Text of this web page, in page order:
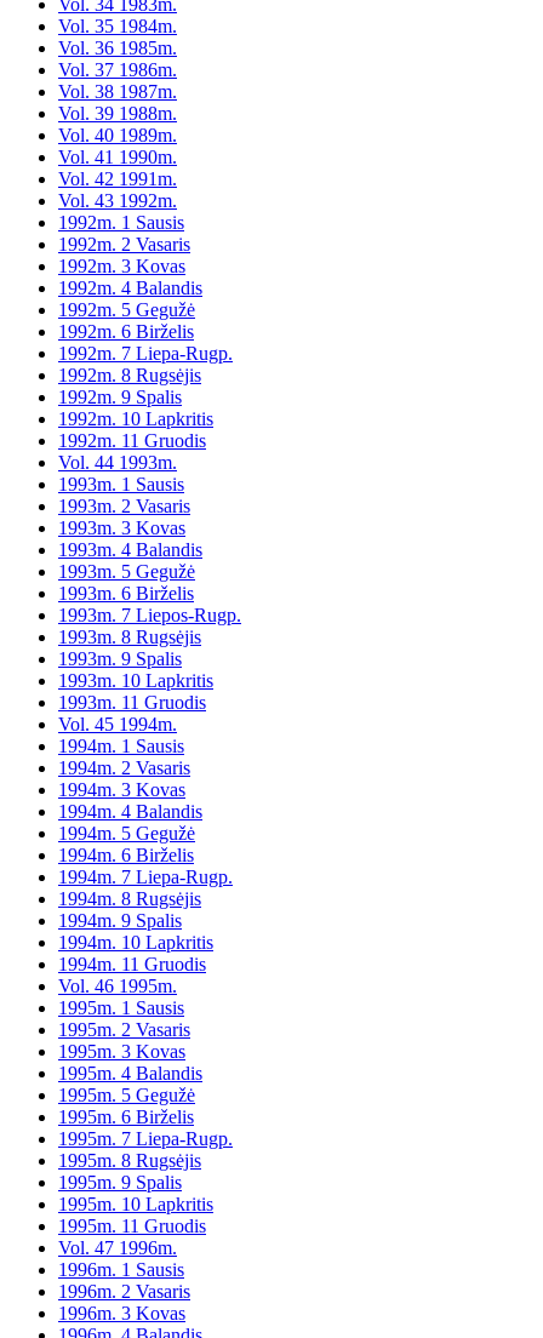
Vol. 34 1983m.
Vol. 35 1984m.
Vol. 36 1985m.
Vol. 37 1986m.
Vol. 38 1987m.
Vol. 39 1988m.
Vol. 40 1989m.
Vol. 41 1990m.
Vol. 42 1991m.
Vol. 43 1992m.
1992m. 1 Sausis
1992m. 2 Vasaris
1992m. 3 Kovas
1992m. 4 Balandis
1992m. 5 Gegužė
1992m. 6 Birželis
1992m. 7 Liepa-Rugp.
1992m. 8 Rugsėjis
1992m. 9 Spalis
1992m. 10 Lapkritis
1992m. 11 Gruodis
Vol. 44 1993m.
1993m. 1 Sausis
1993m. 2 Vasaris
1993m. 3 Kovas
1993m. 4 Balandis
1993m. 5 Gegužė
1993m. 6 Birželis
1993m. 7 Liepos-Rugp.
1993m. 8 Rugsėjis
1993m. 9 Spalis
1993m. 10 Lapkritis
1993m. 11 Gruodis
Vol. 45 1994m.
1994m. 1 Sausis
1994m. 2 Vasaris
1994m. 3 Kovas
1994m. 4 Balandis
1994m. 5 Gegužė
1994m. 6 Birželis
1994m. 7 Liepa-Rugp.
1994m. 8 Rugsėjis
1994m. 9 Spalis
1994m. 10 Lapkritis
1994m. 11 Gruodis
Vol. 46 1995m.
1995m. 1 Sausis
1995m. 2 Vasaris
1995m. 3 Kovas
1995m. 4 Balandis
1995m. 5 Gegužė
1995m. 6 Birželis
1995m. 7 Liepa-Rugp.
1995m. 8 Rugsėjis
1995m. 9 Spalis
1995m. 10 Lapkritis
1995m. 11 Gruodis
Vol. 47 1996m.
1996m. 1 Sausis
1996m. 2 Vasaris
1996m. 3 Kovas